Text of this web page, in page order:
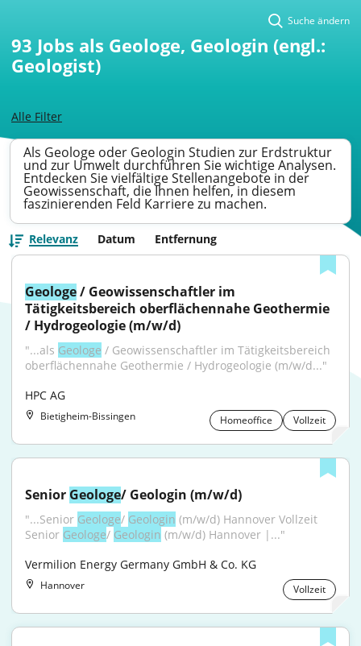
Alle Filter
Suche ändern
93 Jobs als Geologe, Geologin (engl.:
Geologist)
Als Geologe oder Geologin Studien zur Erdstruktur
und zur Umwelt durchführen Sie wichtige Analysen.
Entdecken Sie vielfältige Stellenangebote in der
Geowissenschaft, die Ihnen helfen, in diesem
faszinierenden Feld Karriere zu machen.
Relevanz Datum Entfernung
Geologe / Geowissenschaftler im
Tätigkeitsbereich oberflächennahe Geothermie
/ Hydrogeologie (m/w/d)
"...als Geologe / Geowissenschaftler im Tätigkeitsbereich
oberflächennahe Geothermie / Hydrogeologie (m/w/d..."
HPC AG
Bietigheim-Bissingen Homeoffice Vollzeit
Senior Geologe/ Geologin (m/w/d)
"...Senior Geologe/ Geologin (m/w/d) Hannover Vollzeit
Senior Geologe/ Geologin (m/w/d) Hannover |..."
Vermilion Energy Germany GmbH & Co. KG
Hannover Vollzeit